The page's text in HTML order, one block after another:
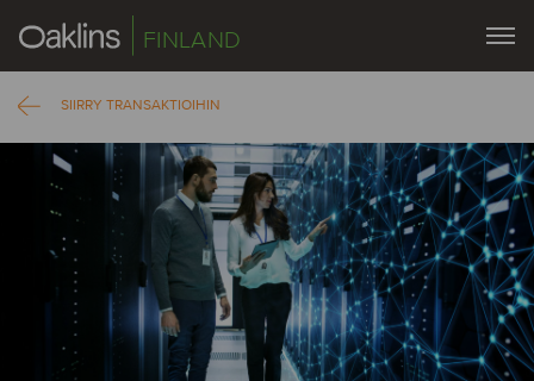
FINLAND
SIIRRY TRANSAKTIOIHIN